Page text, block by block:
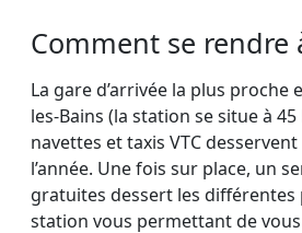
Comment se rendre
La gare d’arrivée la plus proche
les-Bains (la station se situe à
navettes et taxis VTC
l’année. Une fois sur place, un
gratuites dessert les différentes
station vous permettant de